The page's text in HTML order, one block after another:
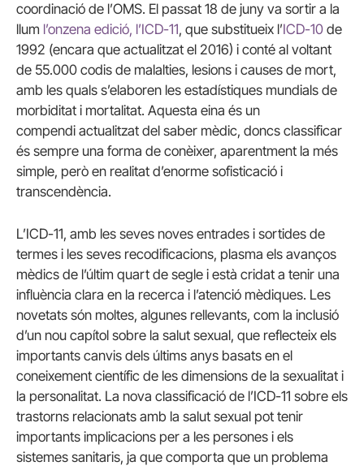
coordinació de l’OMS. El passat 18 de juny va sortir a la
llum l’onzena edició, l’ICD-11, que substitueix l’ICD-10 de
1992 (encara que actualitzat el 2016) i conté al voltant
de 55.000 codis de malalties, lesions i causes de mort,
amb les quals s’elaboren les estadístiques mundials de
morbiditat i mortalitat. Aquesta eina és un
compendi actualitzat del saber mèdic, doncs classificar
és sempre una forma de conèixer, aparentment la més
simple, però en realitat d’enorme sofisticació i
transcendència.
L’ICD-11, amb les seves noves entrades i sortides de
termes i les seves recodificacions, plasma els avanços
mèdics de l’últim quart de segle i està cridat a tenir una
influència clara en la recerca i l’atenció mèdiques. Les
novetats són moltes, algunes rellevants, com la inclusió
d’un nou capítol sobre la salut sexual, que reflecteix els
importants canvis dels últims anys basats en el
coneixement científic de les dimensions de la sexualitat i
la personalitat. La nova classificació de l’ICD-11 sobre els
trastorns relacionats amb la salut sexual pot tenir
importants implicacions per a les persones i els
sistemes sanitaris, ja que comporta que un problema